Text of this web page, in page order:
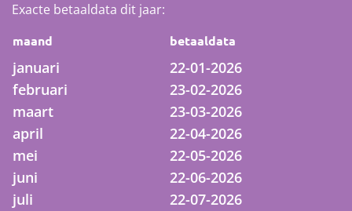
Werkgevers
Over het pensioenfonds
Nieuwe pensioenregeling
Documenten
Exacte betaaldata dit jaar:
maand betaaldata
januari
22-01-2026
februari
23-02-2026
maart
23-03-2026
april
22-04-2026
mei
22-05-2026
juni
22-06-2026
juli
22-07-2026